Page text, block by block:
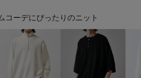
コーデにぴったりのニット